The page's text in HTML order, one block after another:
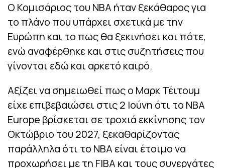
Ο Κομισάριος του NBA ήταν ξεκάθαρος για
το πλάνο που υπάρχει σχετικά με την
Ευρώπη και το πως θα ξεκινήσει και πότε,
ενώ αναφέρθηκε και στις συζητήσεις που
γίνονται εδώ και αρκετό καιρό.
Αξίζει να σημειωθεί πως ο Μαρκ Τέιτουμ
είχε επιβεβαιώσει στις 2 Ιούνη ότι το NBA
Europe βρίσκεται σε τροχιά εκκίνησης τον
Οκτώβριο του 2027, ξεκαθαρίζοντας
παράλληλα ότι το NBA είναι έτοιμο να
προχωρήσει με τη FIBA και τους συνεργάτες